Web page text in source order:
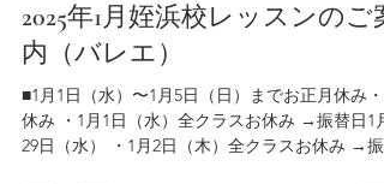
2025年1月姪浜校レッスンのご案
内（バレエ）
■1月1日（水）〜1月5日（日）までお正月休み・
休み ・1月1日（水）全クラスお休み →振替日1月
29日（水） ・1月2日（木）全クラスお休み →振